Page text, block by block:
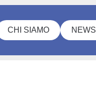
CHI SIAMO NEWS